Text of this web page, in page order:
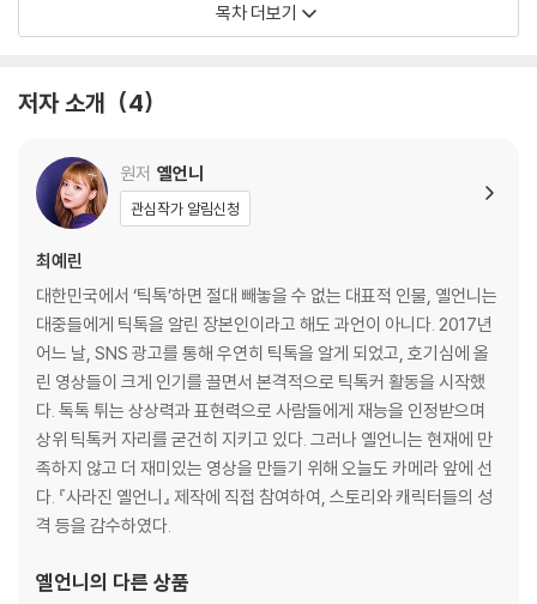
4화 세상에서 하나뿐인 특별한 상장 수여식
숨은 추억 찾기! 키워드로 돌아보는 지난해
6화 예서와 민준의 알콩달콩 주말 데이트
7화 예서네 가족의 특별한 차례 지내기
알아 두면 쓸모 있는 설날 꿀팁
8화 우리 수지가 달라졌어요
에필로그 함께라면 개학 준비 끝! 옐언니 라이브
6권 미리 보기
목차 더보기
저자 소개 4
원저 옐언니
관심작가 알림신청
최예린
대한민국에서 ‘틱톡’하면 절대 빼놓을 수 없는 대표적 인물, 옐언니는
대중들에게 틱톡을 알린 장본인이라고 해도 과언이 아니다. 2017년
어느 날, SNS 광고를 통해 우연히 틱톡을 알게 되었고, 호기심에 올
린 영상들이 크게 인기를 끌면서 본격적으로 틱톡커 활동을 시작했
다. 톡톡 튀는 상상력과 표현력으로 사람들에게 재능을 인정받으며
상위 틱톡커 자리를 굳건히 지키고 있다. 그러나 옐언니는 현재에 만
족하지 않고 더 재미있는 영상을 만들기 위해 오늘도 카메라 앞에 선
다. 『사라진 옐언니』 제작에 직접 참여하여, 스토리와 캐릭터들의 성
격 등을 감수하였다.
옐언니 의 다른 상품